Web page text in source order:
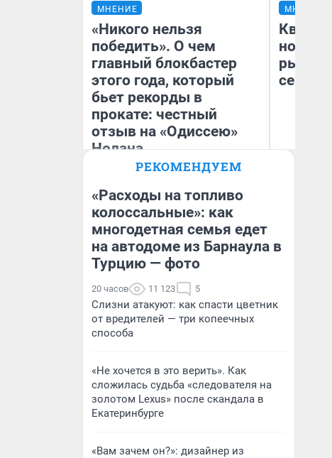
МНЕНИЕ
«Никого нельзя
победить». О чем
главный блокбастер
этого года, который
бьет рекорды в
прокате: честный
отзыв на «Одиссею»
Нолана
Стас Соколов
МНЕНИЕ
но
рынок
РЕКОМЕНДУЕМ
«Расходы на топливо
колоссальные»: как
многодетная семья едет
на автодоме из Барнаула в
Турцию — фото
20 часов 11 123 5
Слизни атакуют: как спасти цветник
от вредителей — три копеечных
способа
«Не хочется в это верить». Как
сложилась судьба «следователя на
золотом Lexus» после скандала в
Екатеринбурге
«Вам зачем он?»: дизайнер из